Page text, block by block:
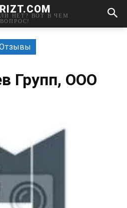
НЕТ? ВОТ В ЧЕМ
ВОПРОС!
Групп, ООО